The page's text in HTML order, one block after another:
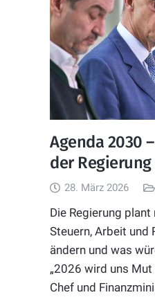
Agenda 2030
der Regierung
28. März 2026
Die Regierung
Steuern, Arbeit und
ändern und was
„2026 wird uns Mut
Chef und